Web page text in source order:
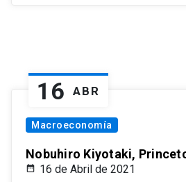
16 ABR
Macroeconomía
Nobuhiro Kiyotaki,
16 de Abril de 2021